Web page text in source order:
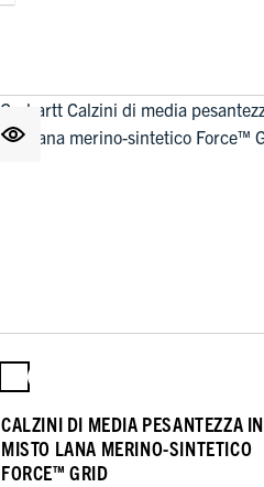
CALZINI DI MEDIA PESANTEZZA IN
MISTO LANA MERINO-SINTETICO
FORCE™ GRID